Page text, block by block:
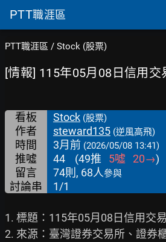
PTT職涯區
PTT職涯區 / Stock (股票)
[情報] 115年05月08日信用交
看板 Stock (股票)
作者 steward135 (逆風高飛)
時間 3月前 (2026/05/08 13:41)
推噓 44 (49推 5噓 20→)
留言
74則, 68人參與
討論串 1/1
1. 標題：115年05月08日信用交
2. 來源：臺灣證券交易所、證券